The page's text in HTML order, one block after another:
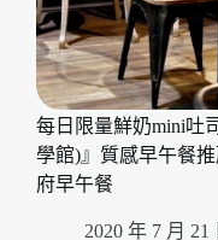
式
司
康
吃
起
來！
台
美
每日限量鮮奶mini吐
學館)』質感早午餐
府早午餐
2020 年 7 月 21